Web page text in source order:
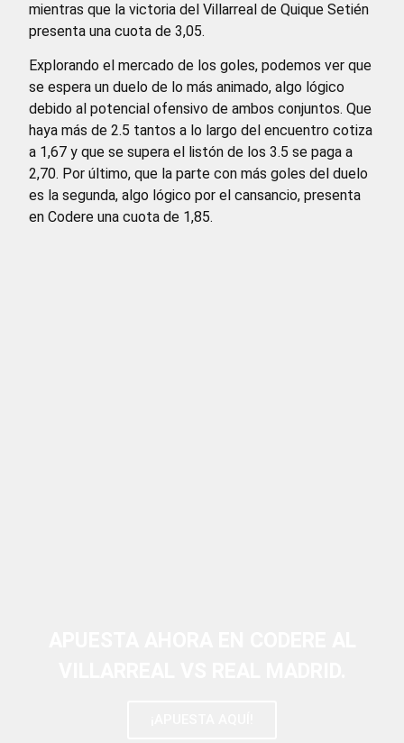
mientras que la victoria del Villarreal de Quique Setién
presenta una cuota de 3,05.
Explorando el mercado de los goles, podemos ver que
se espera un duelo de lo más animado, algo lógico
debido al potencial ofensivo de ambos conjuntos. Que
haya más de 2.5 tantos a lo largo del encuentro cotiza
a 1,67 y que se supera el listón de los 3.5 se paga a
2,70. Por último, que la parte con más goles del duelo
es la segunda, algo lógico por el cansancio, presenta
en Codere una cuota de 1,85.